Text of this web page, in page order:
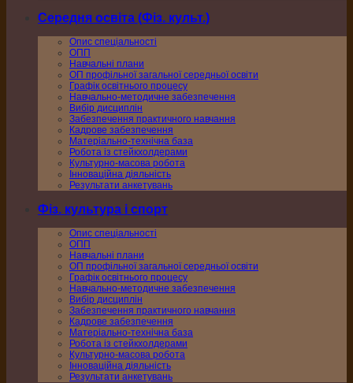
Середня освіта (Фіз. культ.)
Опис спеціальності
ОПП
Навчальні плани
ОП профільної загальної середньої освіти
Графік освітнього процесу
Навчально-методичне забезпечення
Вибір дисциплін
Забезпечення практичного навчання
Кадрове забезпечення
Матеріально-технічна база
Робота із стейкхолдерами
Культурно-масова робота
Інноваційна діяльність
Результати анкетувань
Фіз. культура і спорт
Опис спеціальності
ОПП
Навчальні плани
ОП профільної загальної середньої освіти
Графік освітнього процесу
Навчально-методичне забезпечення
Вибір дисциплін
Забезпечення практичного навчання
Кадрове забезпечення
Матеріально-технічна база
Робота із стейкхолдерами
Культурно-масова робота
Інноваційна діяльність
Результати анкетувань